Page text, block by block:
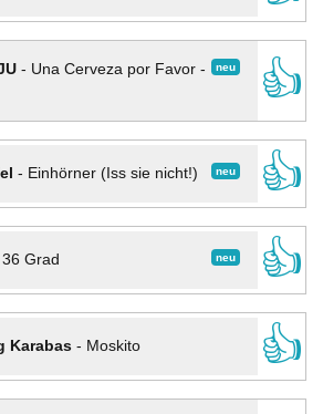
neu
- Una Cerveza por Favor -
👍
neu
- Einhörner (Iss sie nicht!)
👍
neu
36 Grad
👍
Karabas- Moskito
👍